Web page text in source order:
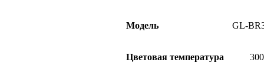
Модель GL-
Цветовая температура